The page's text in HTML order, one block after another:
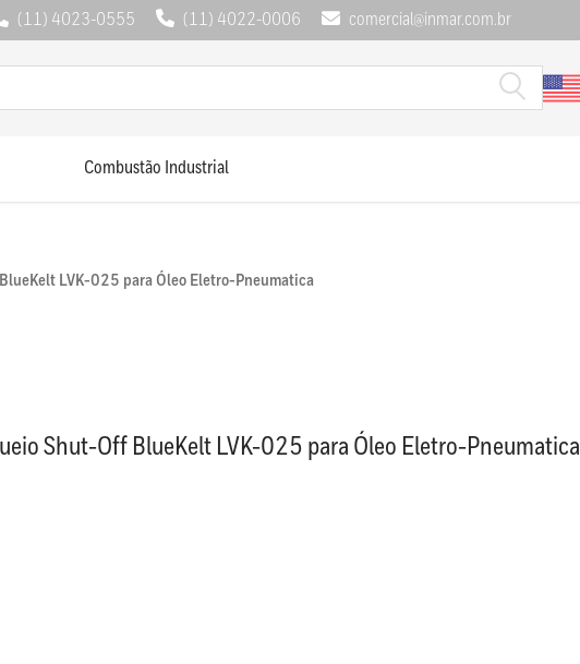
(11) 4023-0555 (11) 4022-0006 comercial@inmar.com.br
Combustão Industrial
LVK-025 para Óleo Eletro-Pneumatica
Shut-Off BlueKelt LVK-025 para Óleo Eletro-Pneumatica